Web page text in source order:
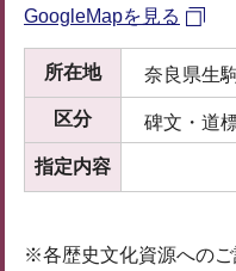
GoogleMapを見る
所在地 奈良県生
区分 碑文・道
指定内容
※各歴史文化資源へのご